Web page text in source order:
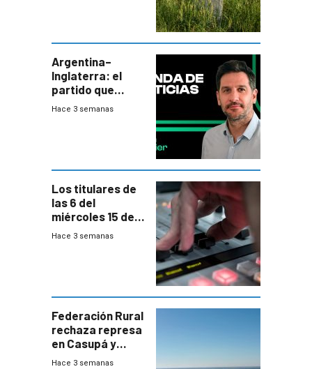
departamental
Argentina–
Inglaterra: el
partido que
nunca termina
Hace 3 semanas
Los titulares de
las 6 del
miércoles 15 de
julio de 2026
Hace 3 semanas
Federación Rural
rechaza represa
en Casupá y
firma demanda
Hace 3 semanas